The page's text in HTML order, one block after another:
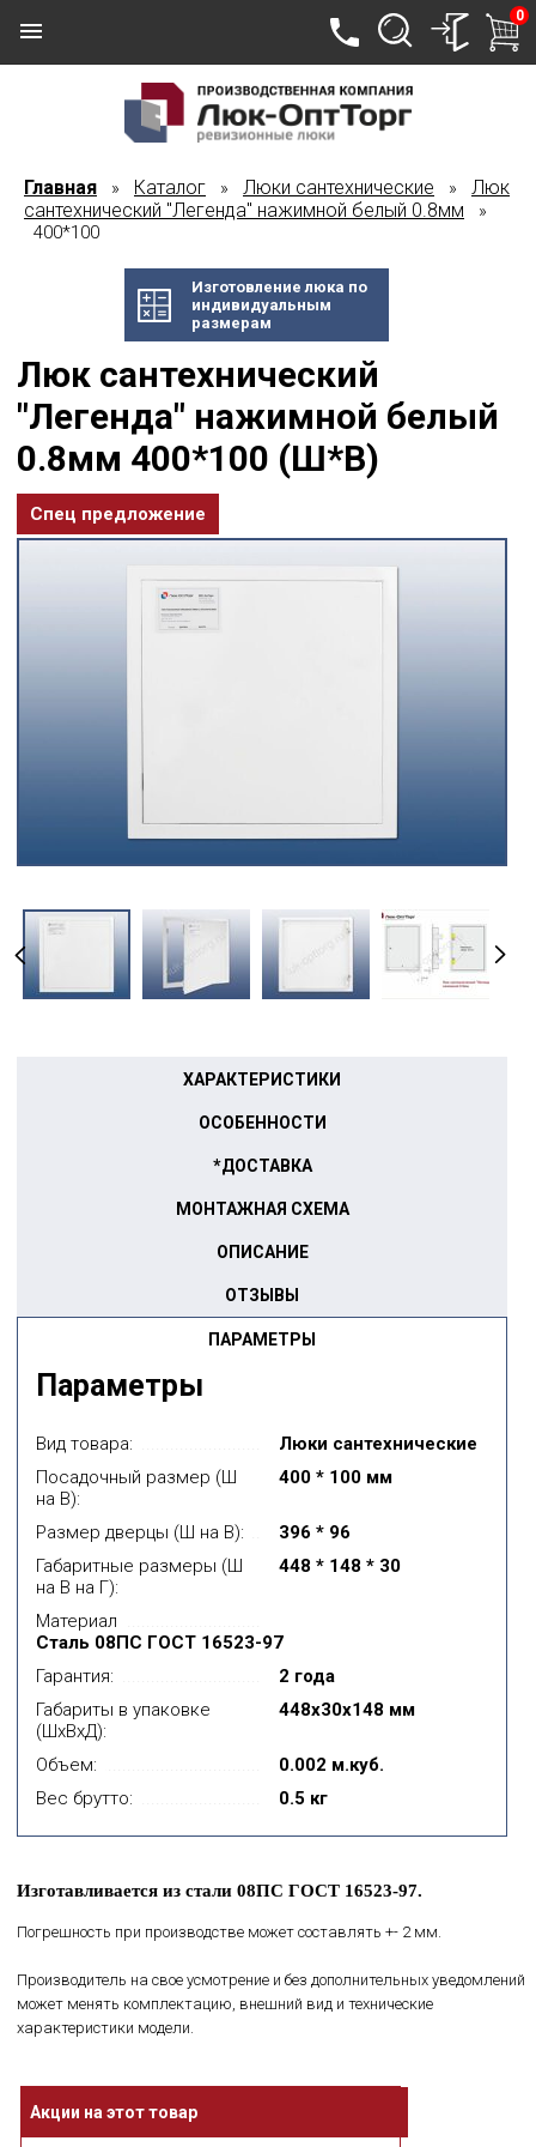
0
Главная » Каталог » Люки сантехнические » Люк
сантехнический "Легенда" нажимной белый 0.8мм »
400*100
Изготовление люка по
индивидуальным
размерам
Люк сантехнический
"Легенда" нажимной белый
0.8мм 400*100 (Ш*В)
Спец предложение
ПАРАМЕТРЫ
ХАРАКТЕРИСТИКИ
ОСОБЕННОСТИ
*ДОСТАВКА
МОНТАЖНАЯ СХЕМА
ОПИСАНИЕ
ОТЗЫВЫ
Параметры
Вид товара:
Люки сантехнические
Посадочный размер (Ш
на В):
400 * 100 мм
Размер дверцы (Ш на В):
396 * 96
Габаритные размеры (Ш
на В на Г):
448 * 148 * 30
Материал
Сталь 08ПС ГОСТ 16523-97
Гарантия:
2 года
Габариты в упаковке
(ШхВхД):
448x30x148 мм
Объем:
0.002 м.куб.
Вес брутто:
0.5 кг
Изготавливается из стали 08ПС ГОСТ 16523-97.
Погрешность при производстве может составлять +- 2 мм.
Производитель на свое усмотрение и без дополнительных уведомлений
может менять комплектацию, внешний вид и технические
характеристики модели.
Акции на этот товар